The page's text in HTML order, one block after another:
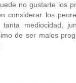
no gustarte los
considerar los
tanta mediocidad,
de ser malos